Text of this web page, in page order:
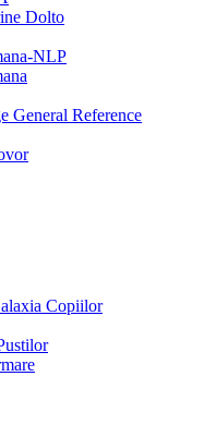
Dolto
NLP
General Reference
Copiilor